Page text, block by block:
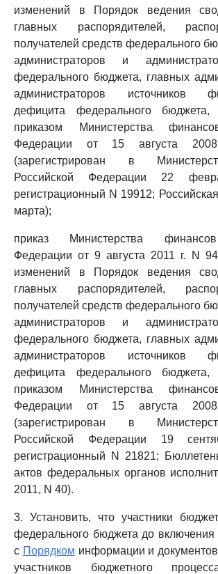
изменений в Порядок ведения
главных распорядителей,
получателей средств федерального
администраторов и
федерального бюджета, главных
администраторов источников
дефицита федерального бюджета,
приказом Министерства
Федерации от 15 августа
(зарегистрирован в
Российской Федерации 22
регистрационный N 19912;
марта);
приказ Министерства
Федерации от 9 августа 2011 г. N
изменений в Порядок ведения
главных распорядителей,
получателей средств федерального
администраторов и
федерального бюджета, главных
администраторов источников
дефицита федерального бюджета,
приказом Министерства
Федерации от 15 августа
(зарегистрирован в
Российской Федерации 19
регистрационный N 21821;
актов федеральных органов
2011, N 40).
3. Установить, что участники
федерального бюджета до включения
с Порядком информации и
участников бюджетного